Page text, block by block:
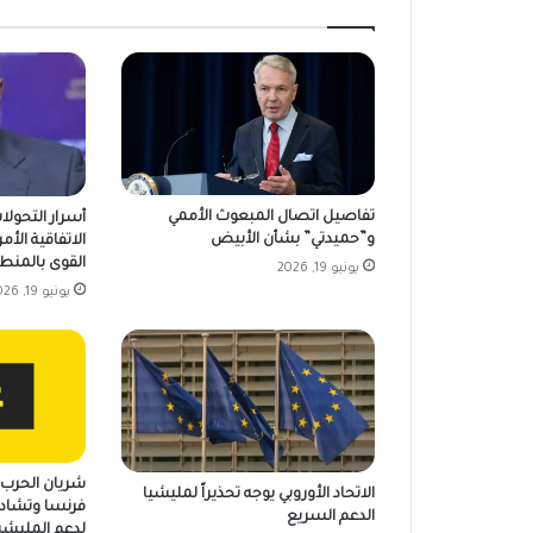
تفاصيل اتصال المبعوث الأممي
و”حميدتي” بشأن الأبيض
يونيو 19, 2026
أسرار
الاتفاقية
القوى
يونيو 19, 2026
الاتحاد الأوروبي يوجه تحذيراً لمليشيا
الدعم السريع
شريان
فرنسا